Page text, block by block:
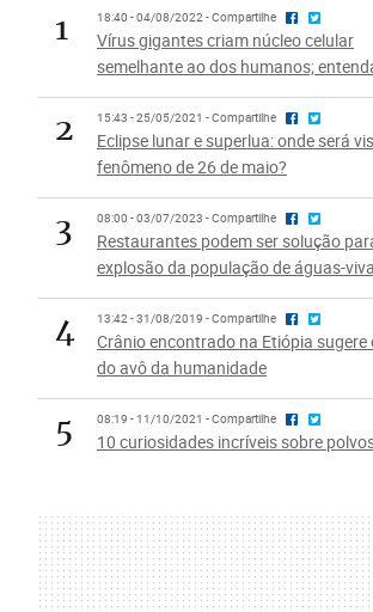
1
18:40 - 04/08/2022 - Compartilhe
Vírus gigantes criam núcleo celular
semelhante ao dos humanos;
2 15:43 - 25/05/2021 - Compartilhe
Eclipse lunar e superlua: onde será
fenômeno de 26 de maio?
3 08:00 - 03/07/2023 - Compartilhe
Restaurantes podem ser solução
explosão da população de águas-
4 13:42 - 31/08/2019 - Compartilhe
Crânio encontrado na Etiópia sugere
do avô da humanidade
5 08:19 - 11/10/2021 - Compartilhe
10 curiosidades incríveis sobre